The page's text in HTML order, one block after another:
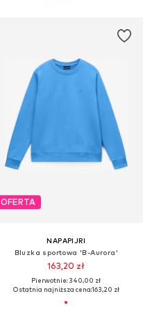
OFERTA
NAPAPIJRI
Bluzka sportowa 'B-Aurora'
163,20 zł
Pierwotnie: 340,00 zł
Ostatnia najniższa cena:163,20 zł